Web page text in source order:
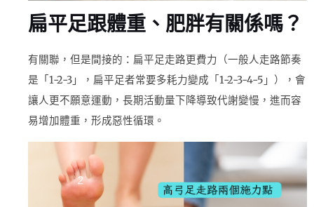
扁平足跟體重、肥胖有關係嗎？
有關聯，但是間接的：扁平足走路更費力（一般人走路節奏
是「1-2-3」，扁平足者常要多耗力變成「1-2-3-4-5」），會
讓人更不願意運動，長期活動量下降導致代謝變慢，進而容
易增加體重，形成惡性循環。